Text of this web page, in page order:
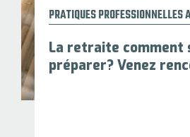
PRATIQUES PROFESSIONNELLES
La retraite comment
préparer? Venez